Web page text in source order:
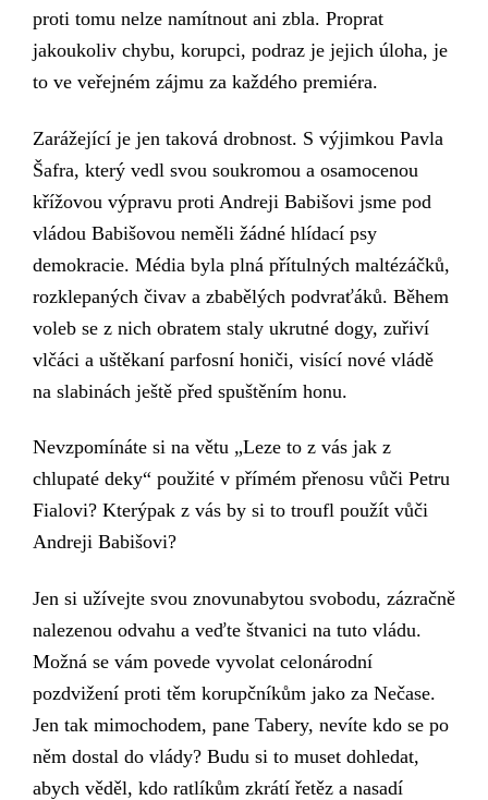
proti tomu nelze namítnout ani zbla. Proprat
jakoukoliv chybu, korupci, podraz je jejich úloha, je
to ve veřejném zájmu za každého premiéra.
Zarážející je jen taková drobnost. S výjimkou Pavla
Šafra, který vedl svou soukromou a osamocenou
křížovou výpravu proti Andreji Babišovi jsme pod
vládou Babišovou neměli žádné hlídací psy
demokracie. Média byla plná přítulných maltézáčků,
rozklepaných čivav a zbabělých podvraťáků. Během
voleb se z nich obratem staly ukrutné dogy, zuřiví
vlčáci a uštěkaní parfosní honiči, visící nové vládě
na slabinách ještě před spuštěním honu.
Nevzpomínáte si na větu „Leze to z vás jak z
chlupaté deky“ použité v přímém přenosu vůči Petru
Fialovi? Kterýpak z vás by si to troufl použít vůči
Andreji Babišovi?
Jen si užívejte svou znovunabytou svobodu, zázračně
nalezenou odvahu a veďte štvanici na tuto vládu.
Možná se vám povede vyvolat celonárodní
pozdvižení proti těm korupčníkům jako za Nečase.
Jen tak mimochodem, pane Tabery, nevíte kdo se po
něm dostal do vlády? Budu si to muset dohledat,
abych věděl, kdo ratlíkům zkrátí řetěz a nasadí